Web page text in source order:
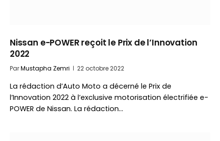
Nissan e-POWER reçoit le Prix de l’Innovation
2022
ParMustapha Zemri 22 octobre 2022
La rédaction d’Auto Moto a décerné le Prix de
l’Innovation 2022 à l’exclusive motorisation électrifiée e-
POWER de Nissan. La rédaction…